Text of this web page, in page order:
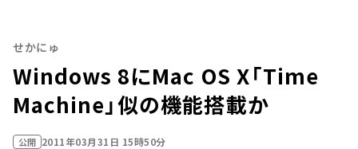
せかにゅ
Windows 8にMac OS X「Time
Machine」似の機能搭載か
公開 2011年03月31日 15時50分